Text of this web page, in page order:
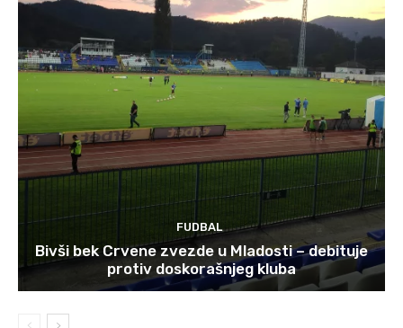
FUDBAL
Bivši bek Crvene zvezde u Mladosti – debituje
protiv doskorašnjeg kluba